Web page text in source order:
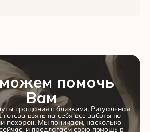
помочь
Вам
прощания с близкими, Ритуальная
взять на себя все заботы по
похорон. Мы понимаем, насколько
и предлагаем свою помощь в